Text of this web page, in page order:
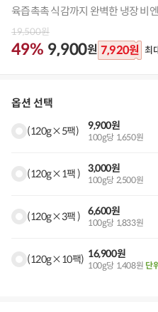
육즙촉촉 식감까지 완벽한 냉장 비
19,500원
49% 9,900원 7,920원 최
옵션 선택
(120g×5팩) 9,900원
100g당 1,650원
(120g×1팩 ) 3,000원
100g당 2,500원
(120g×3팩 ) 6,600원
100g당 1,833원
(120g×10팩) 16,900원
100g당 1,408원 단